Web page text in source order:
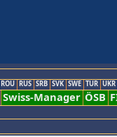
ROU RUS SRB SVK SWE TUR UKR
Swiss-Manager ÖSB